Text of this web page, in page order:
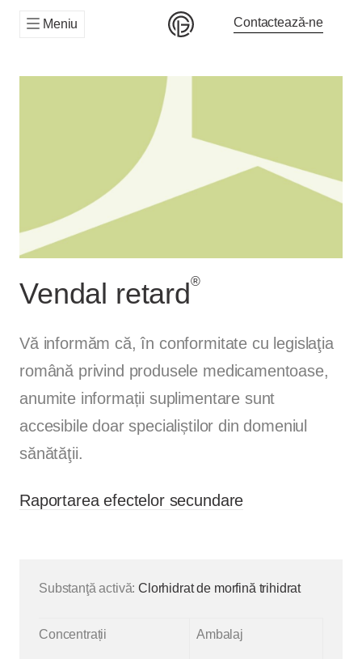
Meniu Contactează-ne
Vendal retard®
Vă informăm că, în conformitate cu legislaţia
română privind produsele medicamentoase,
anumite informații suplimentare sunt
accesibile doar specialiștilor din domeniul
sănătăţii.
Raportarea efectelor secundare
Substanţă activă: Clorhidrat de morfină trihidrat
Concentrații Ambalaj